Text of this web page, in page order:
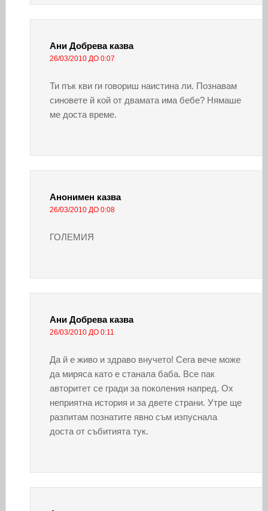
Ани Добрева казва
26/03/2010 ДО 0:07
Ти пък кви ги говориш наистина ли. Познавам
синовете й кой от двамата има бебе? Нямаше
ме доста време.
Анонимен казва
26/03/2010 ДО 0:08
ГОЛЕМИЯ
Ани Добрева казва
26/03/2010 ДО 0:11
Да й е живо и здраво внучето! Сега вече може
да миряса като е станала баба. Все пак
авторитет се гради за поколения напред. Ох
неприятна история и за двете страни. Утре ще
разпитам познатите явно съм изпуснала
доста от събитията тук.